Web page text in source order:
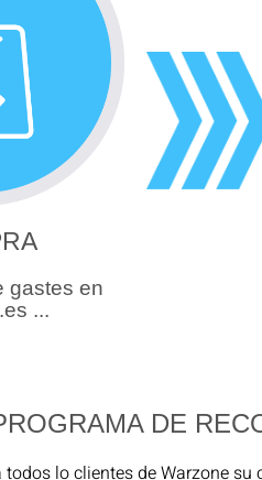
gastes en
...
DE
todos lo clientes de Warzone